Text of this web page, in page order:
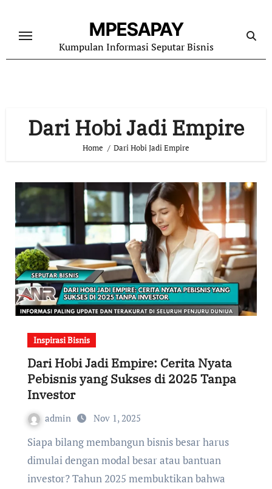
content
MPESAPAY
Kumpulan Informasi Seputar Bisnis
Dari Hobi Jadi Empire
Home Dari Hobi Jadi Empire
Inspirasi Bisnis
Dari Hobi Jadi Empire: Cerita Nyata
Pebisnis yang Sukses di 2025 Tanpa
Investor
admin Nov 1, 2025
Siapa bilang membangun bisnis besar harus
dimulai dengan modal besar atau bantuan
investor? Tahun 2025 membuktikan bahwa